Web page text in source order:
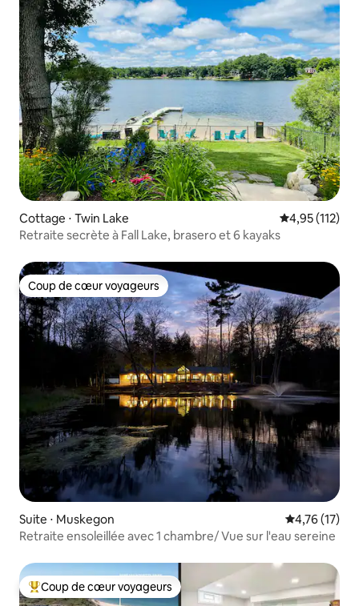
Cottage ⋅ Twin Lake Évaluation
4,95 (112)
Retraite secrète à Fall Lake, brasero et 6 kayaks
Coup de cœur voyageurs
Coup de cœur voyageurs
Suite ⋅ Muskegon Évaluation
4,76 (17)
Retraite ensoleillée avec 1 chambre/ Vue sur l'eau sereine
Coups de cœur voyageurs les plus appréciés
Coup de cœur voyageurs